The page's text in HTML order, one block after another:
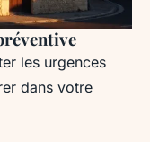
les urgences
dans votre